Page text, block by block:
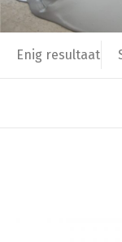
Enig resultaat